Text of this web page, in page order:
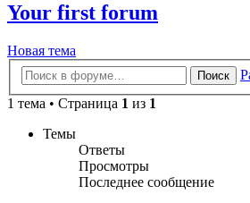
Your first forum
Новая тема
Поиск
1 тема • Страница 1 из 1
Темы
Ответы
Просмотры
Последнее сообщение